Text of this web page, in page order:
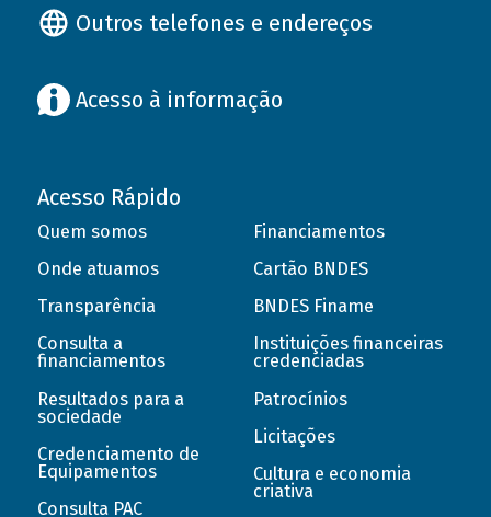
Outros telefones e endereços
Acesso à informação
Acesso Rápido
Quem somos
Onde atuamos
Transparência
Consulta a
financiamentos
Resultados para a
sociedade
Credenciamento de
Equipamentos
Consulta PAC
Financiamentos
Cartão BNDES
BNDES Finame
Instituições financeiras
credenciadas
Patrocínios
Licitações
Cultura e economia
criativa